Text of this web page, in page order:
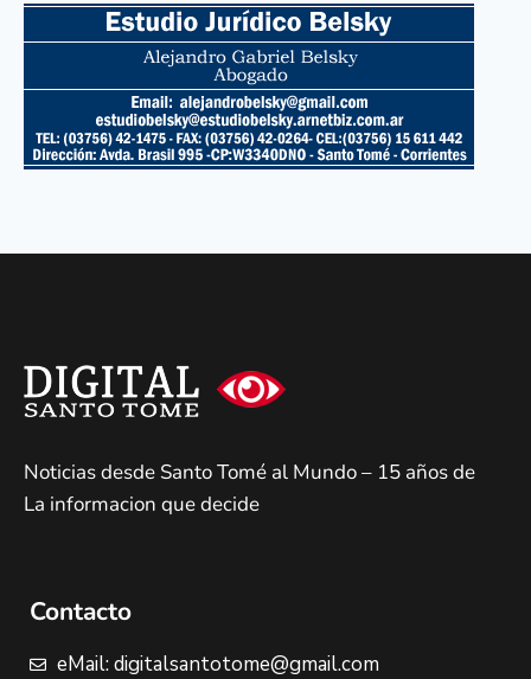
Noticias desde Santo Tomé al Mundo – 15 años de
La informacion que decide
Contacto
eMail: digitalsantotome@gmail.com